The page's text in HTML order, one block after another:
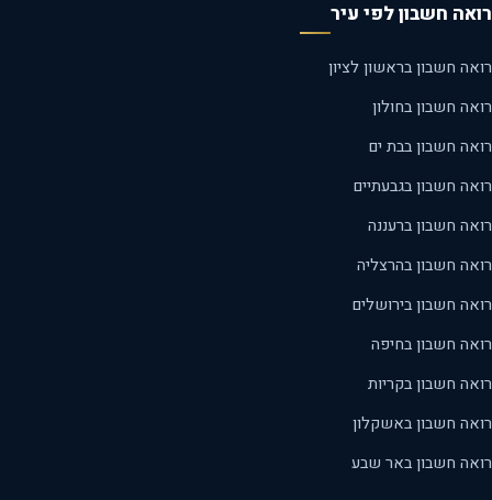
חשבון לפי עיר
חשבון בראשון לציון
חשבון בחולון
חשבון בבת ים
חשבון בגבעתיים
חשבון ברעננה
חשבון בהרצליה
חשבון בירושלים
חשבון בחיפה
חשבון בקריות
חשבון באשקלון
חשבון באר שבע